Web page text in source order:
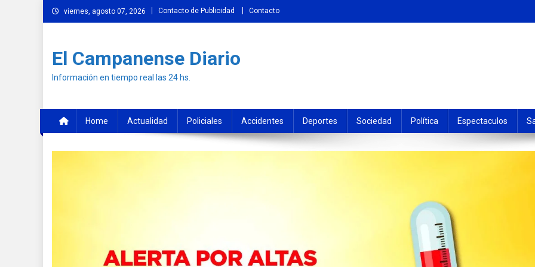
Skip
to
viernes, agosto 07, 2026 Contacto de Publicidad Contacto
El Campanense Diario
Información en tiempo real las 24 hs.
Home Actualidad Policiales Accidentes Deportes Sociedad Política Espectaculos